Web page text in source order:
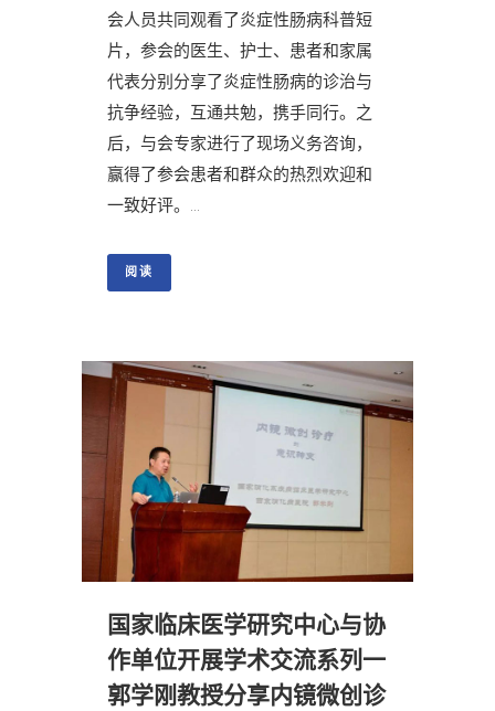
会人员共同观看了炎症性肠病科普短
片，参会的医生、护士、患者和家属
代表分别分享了炎症性肠病的诊治与
抗争经验，互通共勉，携手同行。之
后，与会专家进行了现场义务咨询，
赢得了参会患者和群众的热烈欢迎和
一致好评。...
阅读
国家临床医学研究中心与协
作单位开展学术交流系列一
郭学刚教授分享内镜微创诊